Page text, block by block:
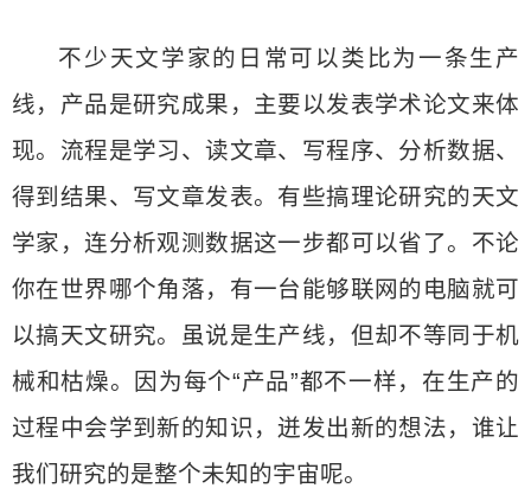
不少天文学家的日常可以类比为一条生产
线，产品是研究成果，主要以发表学术论文来体
现。流程是学习、读文章、写程序、分析数据、
得到结果、写文章发表。有些搞理论研究的天文
学家，连分析观测数据这一步都可以省了。不论
你在世界哪个角落，有一台能够联网的电脑就可
以搞天文研究。虽说是生产线，但却不等同于机
械和枯燥。因为每个“产品”都不一样，在生产的
过程中会学到新的知识，迸发出新的想法，谁让
我们研究的是整个未知的宇宙呢。